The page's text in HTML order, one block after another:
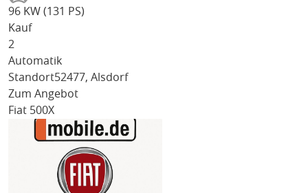
96 KW (131 PS)
Kauf
2
Automatik
Standort52477, Alsdorf
Zum Angebot
Fiat 500X